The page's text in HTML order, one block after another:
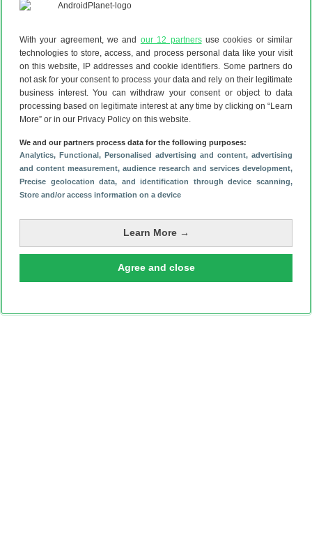
With your agreement, we and our 12 partnersuse cookies or similar
technologies to store, access, and process personal data like your visit
on this website, IP addresses and cookie identifiers. Some partners do
not ask for your consent to process your data and rely on their legitimate
business interest. You can withdraw your consent or object to data
processing based on legitimate interest at any time by clicking on “Learn
More” or in our Privacy Policy on this website.
We and our partners process data for the following purposes:
Analytics, Functional, Personalised advertising and content, advertising
and content measurement, audience research and services development,
Precise geolocation data, and identification through device scanning,
Store and/or access information on a device
Learn More →
Agree and close
zeggen terwijl je toestel ontgrendeld is, kun je vragen
specifiek voor de Nederlandse markt toegevoegd. Zo kun
je luisteren naar het laatste NOS Journaal, of naar de
aanbiedingen van deze week bij de Albert Heijn vragen.
Lees het laatste nieuws over de Google
Home
De 70 grappigste antwoorden van de Google Assistent
‘Dit is de verpakking van Nest Audio, de opvolger van
Google Home’ (25-9-2020)
Google laat zien hoe de nieuwe Nest-speaker eruitziet (10-
Android-nieuws #25: Samsung Galaxy A21s te koop en
(20-6-2020)
‘Google werkt aan nieuwe en verbeterde Google Home’ (16-